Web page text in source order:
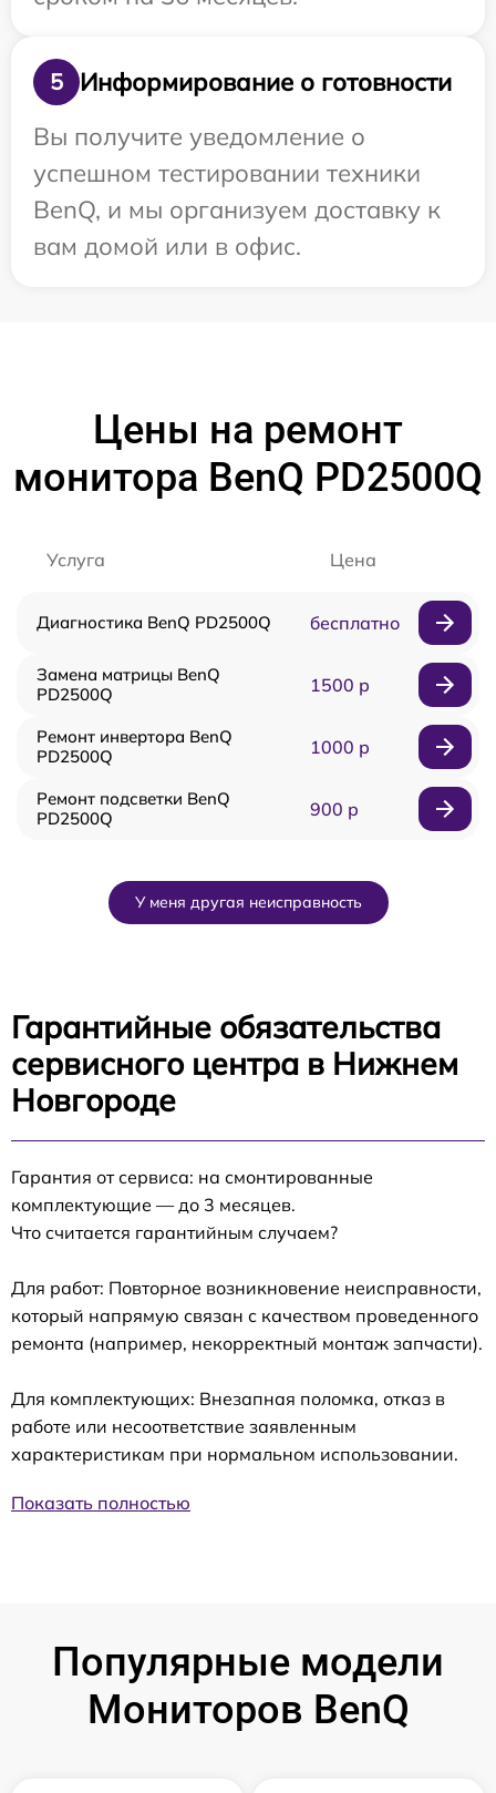
5
Информирование о готовности
Вы получите уведомление о
успешном тестировании техники
BenQ, и мы организуем доставку к
вам домой или в офис.
Цены на ремонт
монитора BenQ PD2500Q
Услуга Цена
Диагностика BenQ PD2500Q бесплатно
Замена матрицы BenQ
PD2500Q
1500 р
Ремонт инвертора BenQ
PD2500Q
1000 р
Ремонт подсветки BenQ
PD2500Q
900 р
У меня другая неисправность
Гарантийные обязательства
сервисного центра в Нижнем
Новгороде
Гарантия от сервиса: на смонтированные
комплектующие — до 3 месяцев.
Что считается гарантийным случаем?
Для работ: Повторное возникновение неисправности,
который напрямую связан с качеством проведенного
ремонта (например, некорректный монтаж запчасти).
Для комплектующих: Внезапная поломка, отказ в
работе или несоответствие заявленным
характеристикам при нормальном использовании.
Показать полностью
Популярные модели
Мониторов BenQ